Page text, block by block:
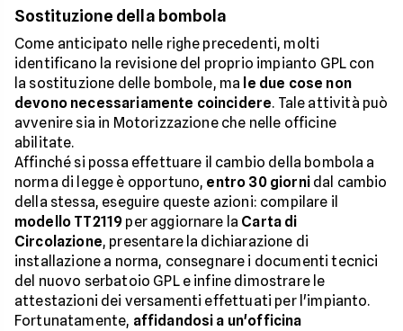
Sostituzione della bombola
Come anticipato nelle righe precedenti, molti
identificano la revisione del proprio impianto GPL con
la sostituzione delle bombole, ma le due cose non
devono necessariamente coincidere. Tale attività può
avvenire sia in Motorizzazione che nelle officine
abilitate.
Affinché si possa effettuare il cambio della bombola a
norma di legge è opportuno, entro 30 giornidal cambio
della stessa, eseguire queste azioni: compilare il
modello TT2119 per aggiornare la Carta di
Circolazione, presentare la dichiarazione di
installazione a norma, consegnare i documenti tecnici
del nuovo serbatoio GPL e infine dimostrare le
attestazioni dei versamenti effettuati per l'impianto.
Fortunatamente, affidandosi a un'officina